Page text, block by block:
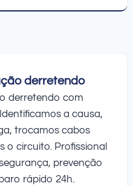
derretendo
derretendo com
a causa,
trocamos cabos
o circuito. Profissional
prevenção
rápido 24h.